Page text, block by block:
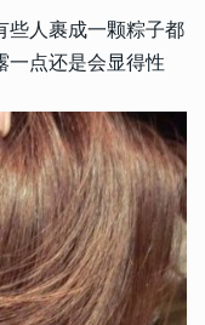
些人裹成一颗粽子都
一点还是会显得性